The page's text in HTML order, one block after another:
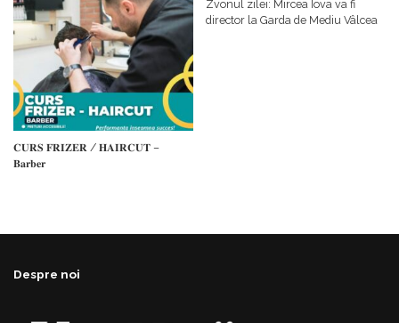
𝐂𝐔𝐑𝐒 𝐅𝐑𝐈𝐙𝐄𝐑 / 𝐇𝐀𝐈𝐑𝐂𝐔𝐓 –
𝐁𝐚𝐫𝐛𝐞𝐫
Zvonul zilei: Mircea Iova va fi
director la Garda de Mediu Vâlcea
Despre noi